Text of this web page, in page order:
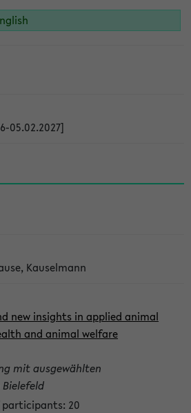
05.02.2027]
Kauselmann
new insights in applied animal
and animal welfare
mit ausgewählten
20